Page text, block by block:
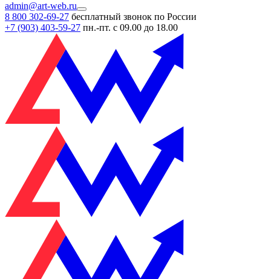
admin@art-web.ru
8 800 302-69-27 бесплатный звонок по России
+7 (903) 403-59-27 пн.-пт. с 09.00 до 18.00